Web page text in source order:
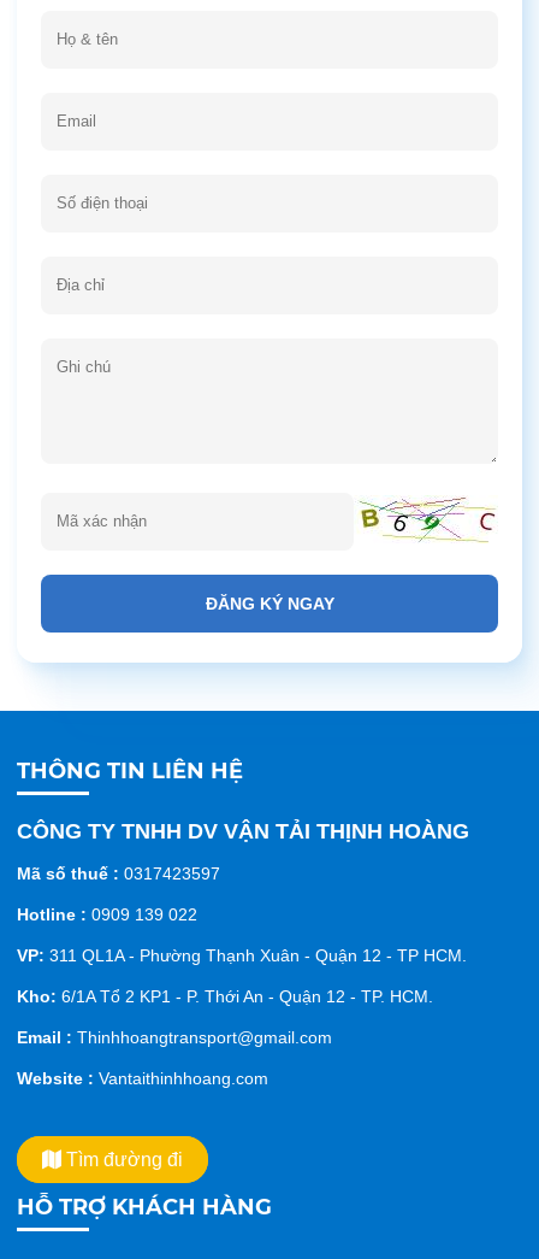
ĐĂNG KÝ NGAY
THÔNG TIN LIÊN HỆ
CÔNG TY TNHH DV VẬN TẢI THỊNH HOÀNG
Mã số thuế :0317423597
Hotline : 0909 139 022
VP: 311 QL1A - Phường Thạnh Xuân - Quận 12 - TP HCM.
Kho: 6/1A Tổ 2 KP1 - P. Thới An - Quận 12 - TP. HCM.
Email : Thinhhoangtransport@gmail.com
Website : Vantaithinhhoang.com
Tìm đường đi
HỖ TRỢ KHÁCH HÀNG